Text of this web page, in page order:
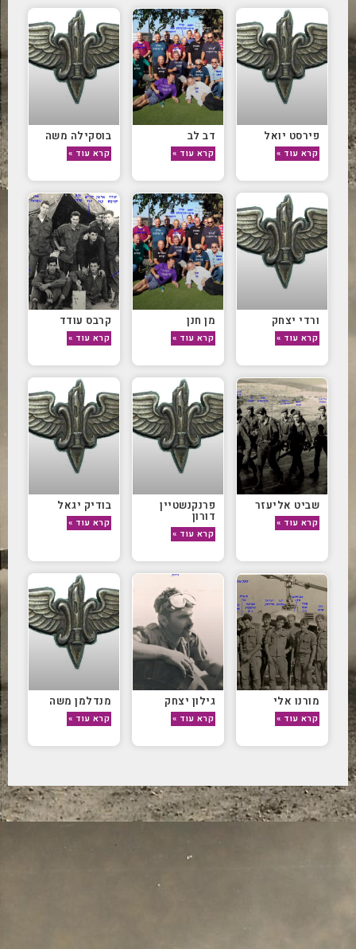
פירסט יואל
קרא עוד »
דב לב
קרא עוד »
בוסקילה משה
קרא עוד »
ורדי יצחק
קרא עוד »
מן חנן
קרא עוד »
קרבס עודד
קרא עוד »
שביט אליעזר
קרא עוד »
פרנקנשטיין
דורון
קרא עוד »
בודיק יגאל
קרא עוד »
מורנו אלי
קרא עוד »
גילון יצחק
קרא עוד »
מנדלמן משה
קרא עוד »